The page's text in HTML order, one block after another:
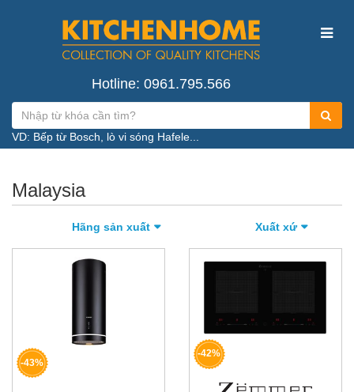
Hotline: 0961.795.566
VD: Bếp từ Bosch, lò vi sóng Hafele...
Malaysia
Hãng sản xuất Xuất xứ
-43%
-42%